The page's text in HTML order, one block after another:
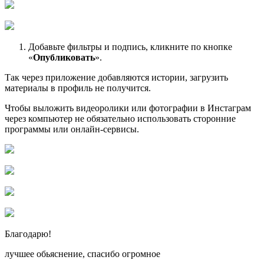
Добавьте фильтры и подпись, кликните по кнопке
«Опубликовать».
Так через приложение добавляются истории, загрузить
материалы в профиль не получится.
Чтобы выложить видеоролики или фотографии в Инстаграм
через компьютер не обязательно использовать сторонние
программы или онлайн-сервисы.
Благодарю!
лучшее обьяснение, спасибо огромное